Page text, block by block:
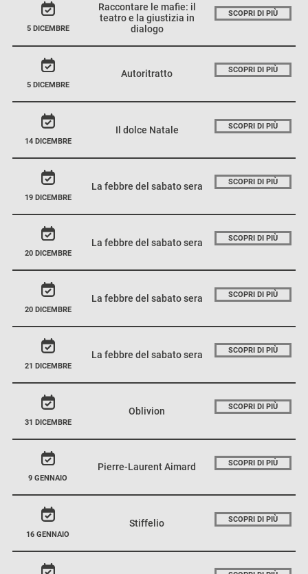
5 DICEMBRE
Raccontare le mafie: il
teatro e la giustizia in
dialogo
SCOPRI DI PIÙ
5 DICEMBRE
Autoritratto SCOPRI DI PIÙ
14 DICEMBRE
Il dolce Natale SCOPRI DI PIÙ
19 DICEMBRE
La febbre del sabato sera SCOPRI DI PIÙ
20 DICEMBRE
La febbre del sabato sera SCOPRI DI PIÙ
20 DICEMBRE
La febbre del sabato sera SCOPRI DI PIÙ
21 DICEMBRE
La febbre del sabato sera SCOPRI DI PIÙ
31 DICEMBRE
Oblivion SCOPRI DI PIÙ
9 GENNAIO
Pierre-Laurent Aimard SCOPRI DI PIÙ
16 GENNAIO
Stiffelio SCOPRI DI PIÙ